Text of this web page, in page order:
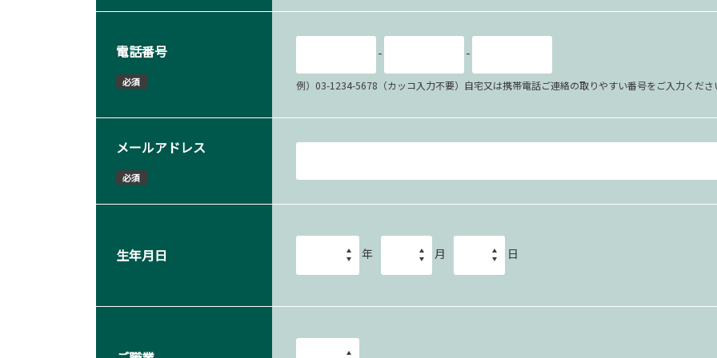
電話番号
必須
- -
例）03-1234-5678（カッコ入力不要）自宅又は携帯電話ご連絡の取りやすい番号をご入力くださ
メールアドレス
必須
生年月日 年 月 日